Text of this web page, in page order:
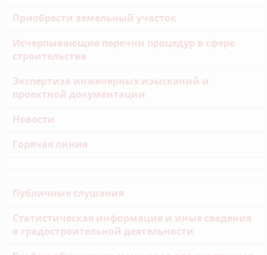
Приобрести земельный участок
Исчерпывающие перечни процедур в сфере
строительства
Экспертиза инженерных изысканий и
проектной документации
Новости
Горячая линия
Публичные слушания
Статистическая информация и иные сведения
о градостроительной деятельности